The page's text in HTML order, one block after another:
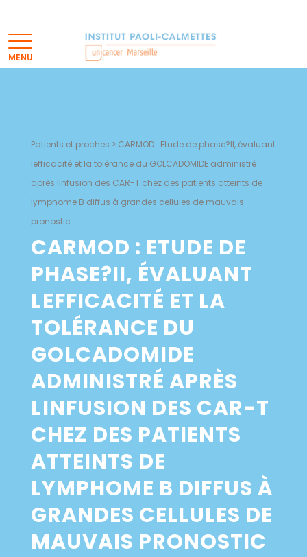
Patients et proches > CARMOD : Etude de phase?II, évaluant
lefficacité et la tolérance du GOLCADOMIDE administré
après linfusion des CAR-T chez des patients atteints de
lymphome B diffus à grandes cellules de mauvais
pronostic
CARMOD : ETUDE DE
PHASE?II, ÉVALUANT
LEFFICACITÉ ET LA
TOLÉRANCE DU
GOLCADOMIDE
ADMINISTRÉ APRÈS
LINFUSION DES CAR-T
CHEZ DES PATIENTS
ATTEINTS DE
LYMPHOME B DIFFUS À
GRANDES CELLULES DE
MAUVAIS PRONOSTIC